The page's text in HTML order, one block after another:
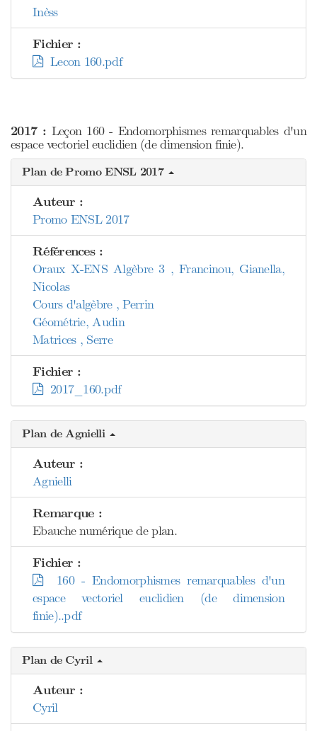
Inèss
Fichier :
Lecon 160.pdf
2017 : Leçon 160 - Endomorphismes remarquables d'un
espace vectoriel euclidien (de dimension finie).
Plan de Promo ENSL 2017
Auteur :
Promo ENSL 2017
Références :
Oraux X-ENS Algèbre 3 , Francinou, Gianella,
Nicolas
Cours d'algèbre , Perrin
Géométrie, Audin
Matrices , Serre
Fichier :
2017_160.pdf
Plan de Agnielli
Auteur :
Agnielli
Remarque :
Ebauche numérique de plan.
Fichier :
160 - Endomorphismes remarquables d'un
espace vectoriel euclidien (de dimension
finie)..pdf
Plan de Cyril
Auteur :
Cyril